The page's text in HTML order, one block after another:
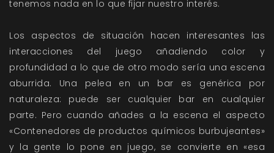
tenemos nada en lo que fijar nuestro interés.
Los aspectos de situación hacen interesantes las
interacciones del juego añadiendo color y
profundidad a lo que de otro modo sería una escena
aburrida. Una pelea en un bar es genérica por
naturaleza: puede ser cualquier bar en cualquier
parte. Pero cuando añades a la escena el aspecto
«Contenedores de productos químicos burbujeantes»
y la gente lo pone en juego, se convierte en «esa